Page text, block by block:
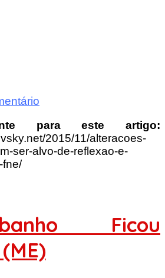
para este artigo:
2015/11/alteracoes-
ser-alvo-de-reflexao-e-
fne/
Ficou